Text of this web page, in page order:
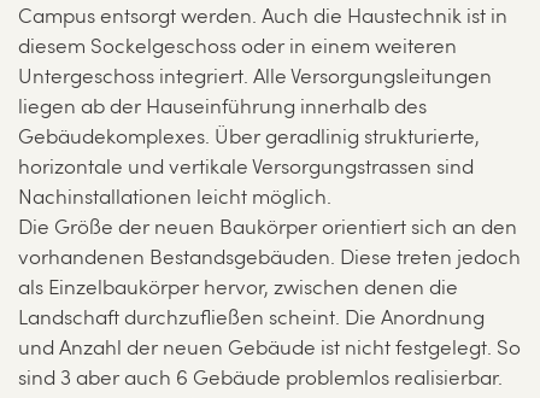
Campus entsorgt werden. Auch die Haustechnik ist in
diesem Sockelgeschoss oder in einem weiteren
Untergeschoss integriert. Alle Versorgungsleitungen
liegen ab der Hauseinführung innerhalb des
Gebäudekomplexes. Über geradlinig strukturierte,
horizontale und vertikale Versorgungstrassen sind
Nachinstallationen leicht möglich.
Die Größe der neuen Baukörper orientiert sich an den
vorhandenen Bestandsgebäuden. Diese treten jedoch
als Einzelbaukörper hervor, zwischen denen die
Landschaft durchzufließen scheint. Die Anordnung
und Anzahl der neuen Gebäude ist nicht festgelegt. So
sind 3 aber auch 6 Gebäude problemlos realisierbar.